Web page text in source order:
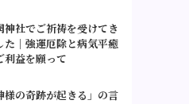
神社でご祈祷を受けてき
た｜強運厄除と病気平癒
利益を願って
様の奇跡が起きる」の言